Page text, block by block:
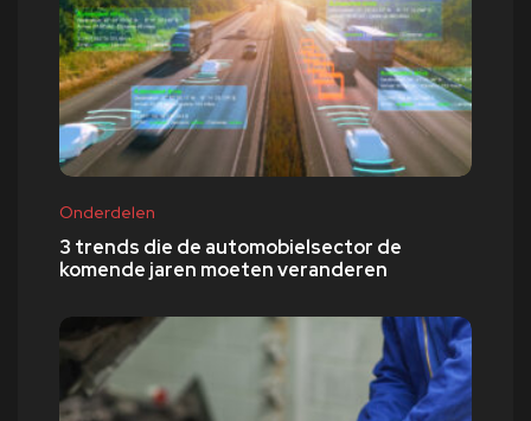
Onderdelen
3 trends die de automobielsector de
komende jaren moeten veranderen